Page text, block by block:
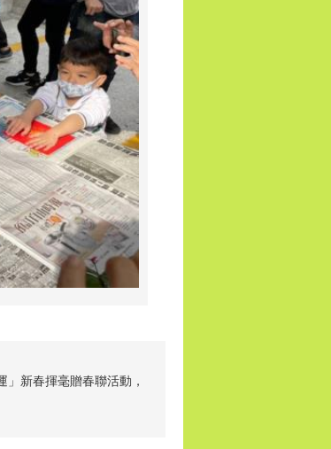
新春揮毫贈春聯活動，